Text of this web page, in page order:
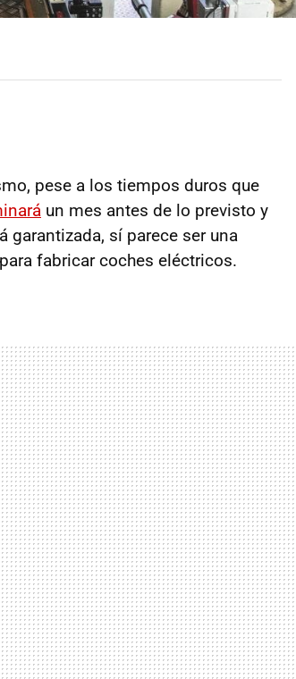
pese a los tiempos duros que
un mes antes de lo previsto y
garantizada, sí parece ser una
fabricar coches eléctricos.